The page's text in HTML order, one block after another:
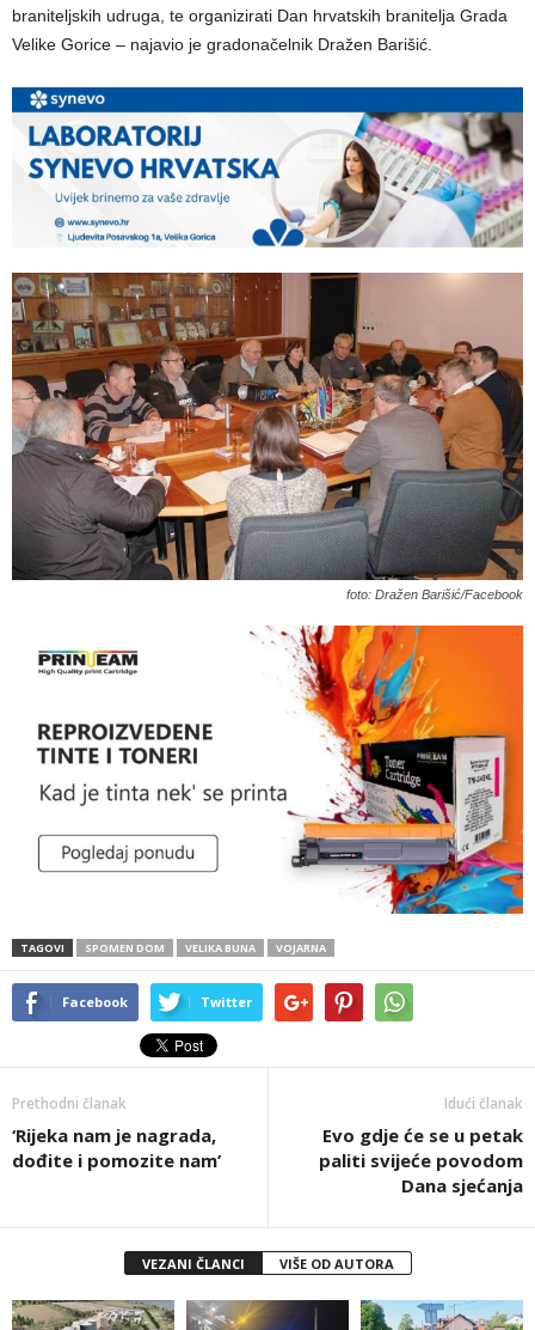
braniteljskih udruga, te organizirati Dan hrvatskih branitelja Grada
Velike Gorice – najavio je gradonačelnik Dražen Barišić.
foto: Dražen Barišić/Facebook
TAGOVI SPOMEN DOM VELIKA BUNA VOJARNA
Facebook Twitter
Prethodni članak
‘Rijeka nam je nagrada,
dođite i pomozite nam’
Idući članak
Evo gdje će se u petak
paliti svijeće povodom
Dana sjećanja
VEZANI ČLANCI VIŠE OD AUTORA